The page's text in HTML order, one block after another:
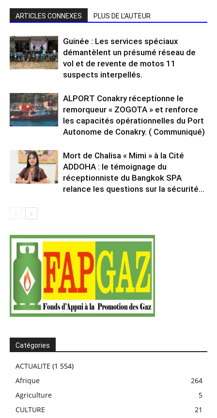
ARTICLES CONNEXES PLUS DE L'AUTEUR
Guinée : Les services spéciaux
démantèlent un présumé réseau de
vol et de revente de motos 11
suspects interpellés.
ALPORT Conakry réceptionne le
remorqueur « ZOGOTA » et renforce
les capacités opérationnelles du Port
Autonome de Conakry. ( Communiqué)
Mort de Chalisa « Mimi » à la Cité
ADDOHA : le témoignage du
réceptionniste du Bangkok SPA
relance les questions sur la sécurité...
Catégories
ACTUALITE (1 554)
Afrique
264
Agriculture
5
CULTURE
21